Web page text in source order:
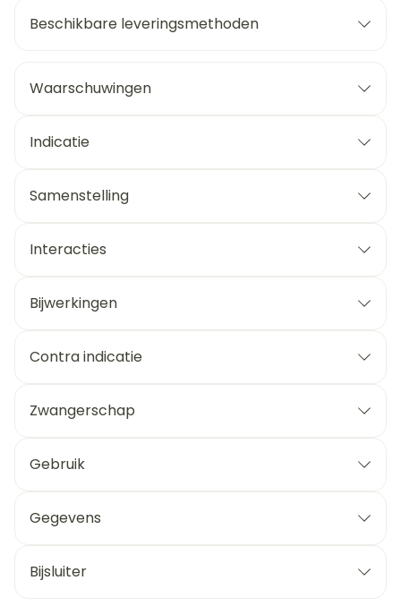
Beschikbare leveringsmethoden
Waarschuwingen
Indicatie
Samenstelling
Interacties
Bijwerkingen
Contra indicatie
Zwangerschap
Gebruik
Gegevens
Bijsluiter